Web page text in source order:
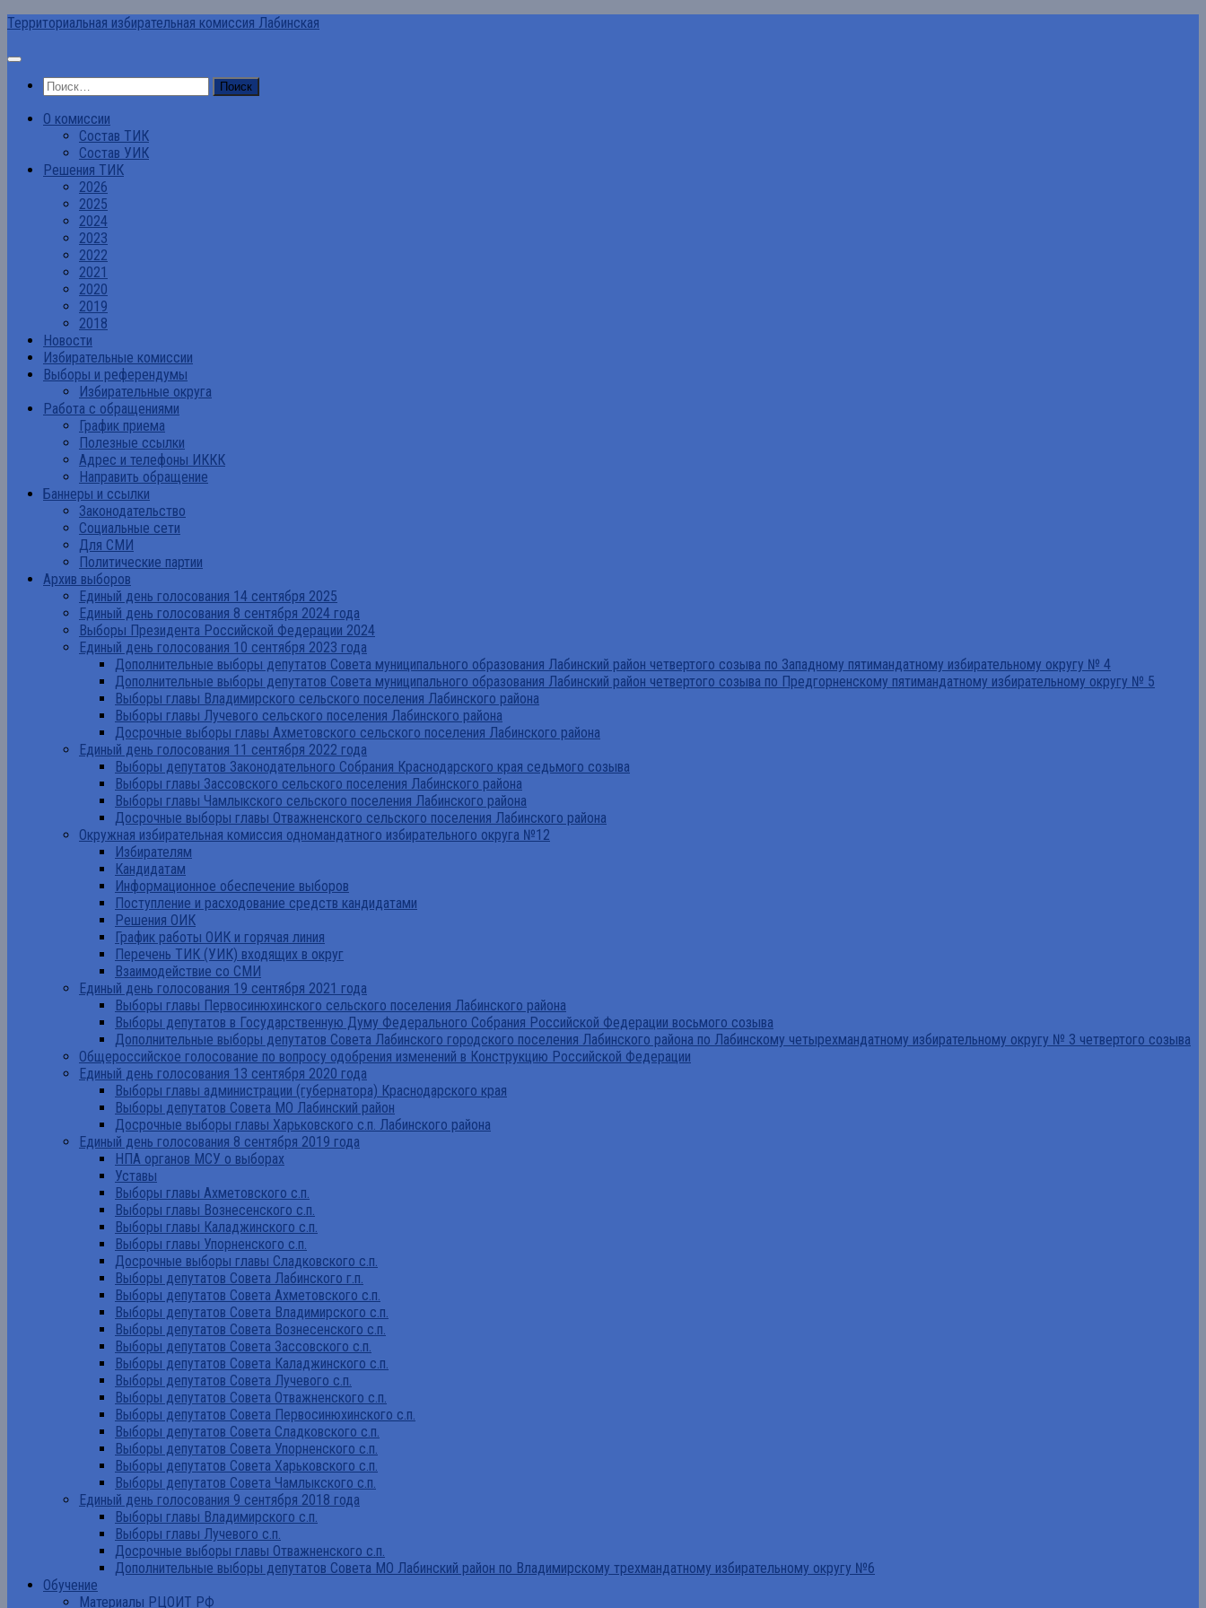
Перейти
содержимому
Территориальная избирательная комиссия Лабинская
Найти:
О комиссии
Состав ТИК
Состав УИК
Решения ТИК
2026
2025
2024
2023
2022
2021
2020
2019
2018
Новости
Избирательные комиссии
Выборы и референдумы
Избирательные округа
Работа с обращениями
График приема
Полезные ссылки
Адрес и телефоны ИККК
Направить обращение
Баннеры и ссылки
Законодательство
Социальные сети
Для СМИ
Политические партии
Архив выборов
Единый день голосования 14 сентября 2025
Единый день голосования 8 сентября 2024 года
Выборы Президента Российской Федерации 2024
Единый день голосования 10 сентября 2023 года
Дополнительные выборы депутатов Совета муниципального образования Лабинский район четвертого созыва по Западному пятимандатному избирательному округу № 4
Дополнительные выборы депутатов Совета муниципального образования Лабинский район четвертого созыва по Предгорненскому пятимандатному избирательному округу № 5
Выборы главы Владимирского сельского поселения Лабинского района
Выборы главы Лучевого сельского поселения Лабинского района
Досрочные выборы главы Ахметовского сельского поселения Лабинского района
Единый день голосования 11 сентября 2022 года
Выборы депутатов Законодательного Собрания Краснодарского края седьмого созыва
Выборы главы Зассовского сельского поселения Лабинского района
Выборы главы Чамлыкского сельского поселения Лабинского района
Досрочные выборы главы Отважненского сельского поселения Лабинского района
Окружная избирательная комиссия одномандатного избирательного округа №12
Избирателям
Кандидатам
Информационное обеспечение выборов
Поступление и расходование средств кандидатами
Решения ОИК
График работы ОИК и горячая линия
Перечень ТИК (УИК) входящих в округ
Взаимодействие со СМИ
Единый день голосования 19 сентября 2021 года
Выборы главы Первосинюхинского сельского поселения Лабинского района
Выборы депутатов в Государственную Думу Федерального Собрания Российской Федерации восьмого созыва
Дополнительные выборы депутатов Совета Лабинского городского поселения Лабинского района по Лабинскому четырехмандатному избирательному округу № 3 четвертого созыва
Общероссийское голосование по вопросу одобрения изменений в Конструкцию Российской Федерации
Единый день голосования 13 сентября 2020 года
Выборы главы администрации (губернатора) Краснодарского края
Выборы депутатов Совета МО Лабинский район
Досрочные выборы главы Харьковского с.п. Лабинского района
Единый день голосования 8 сентября 2019 года
НПА органов МСУ о выборах
Уставы
Выборы главы Ахметовского с.п.
Выборы главы Вознесенского с.п.
Выборы главы Каладжинского с.п.
Выборы главы Упорненского с.п.
Досрочные выборы главы Сладковского с.п.
Выборы депутатов Совета Лабинского г.п.
Выборы депутатов Совета Ахметовского с.п.
Выборы депутатов Совета Владимирского с.п.
Выборы депутатов Совета Вознесенского с.п.
Выборы депутатов Совета Зассовского с.п.
Выборы депутатов Совета Каладжинского с.п.
Выборы депутатов Совета Лучевого с.п.
Выборы депутатов Совета Отважненского с.п.
Выборы депутатов Совета Первосинюхинского с.п.
Выборы депутатов Совета Сладковского с.п.
Выборы депутатов Совета Упорненского с.п.
Выборы депутатов Совета Харьковского с.п.
Выборы депутатов Совета Чамлыкского с.п.
Единый день голосования 9 сентября 2018 года
Выборы главы Владимирского с.п.
Выборы главы Лучевого с.п.
Досрочные выборы главы Отважненского с.п.
Дополнительные выборы депутатов Совета МО Лабинский район по Владимирскому трехмандатному избирательному округу №6
Обучение
Материалы РЦОИТ РФ